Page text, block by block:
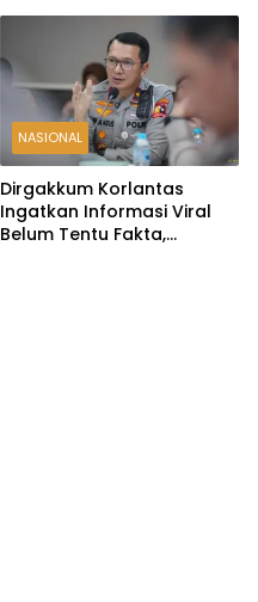
NASIONAL
Dirgakkum Korlantas
Ingatkan Informasi Viral
Belum Tentu Fakta,